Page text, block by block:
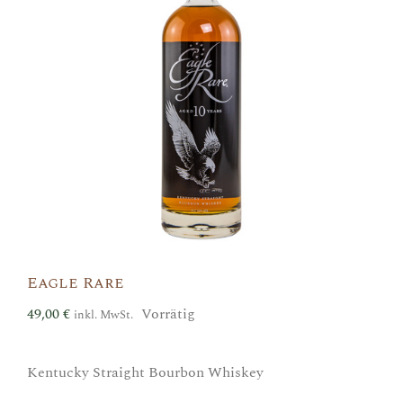
Eagle Rare
49,00€ inkl. MwSt. Vorrätig
Kentucky Straight Bourbon Whiskey